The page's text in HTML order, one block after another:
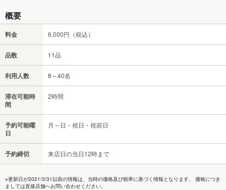
概要
料金 6,000円（税込）
品数 11品
利用人数 8～40名
滞在可能時
間
2時間
予約可能曜
日
月～日・祝日・祝前日
予約締切 来店日の当日12時まで
※更新日が2021/3/31以前の情報は、当時の価格及び税率に基づく情報となります。 価格につき
ましては直接店舗へお問い合わせください。